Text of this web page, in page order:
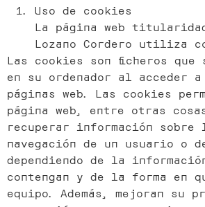
Uso de cookies
La página web
Lozano Cordero utiliza
Las cookies son ficheros que
en su ordenador al acceder a
páginas web. Las cookies
página web, entre otras
recuperar información sobre
navegación de un usuario o
dependiendo de la
contengan y de la forma en
equipo. Además, mejoran su